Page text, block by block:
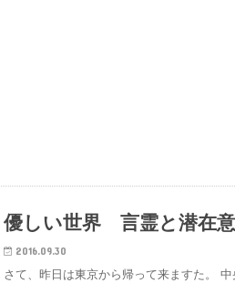
優しい世界 言霊と潜在
2016.09.30
さて、昨日は東京から帰って来ますた。